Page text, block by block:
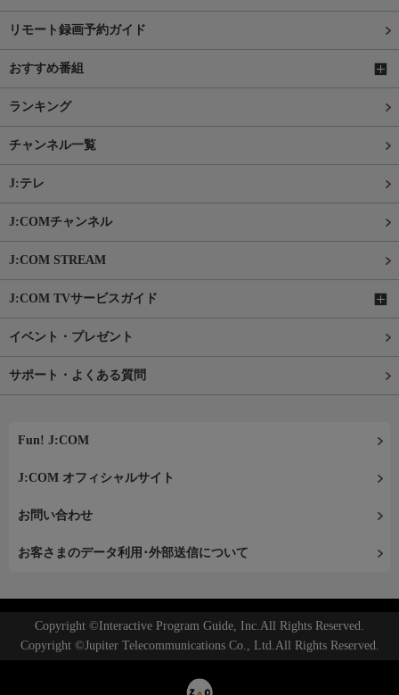
リモート録画予約ガイド
おすすめ番組
ランキング
チャンネル一覧
J:テレ
J:COMチャンネル
J:COM STREAM
J:COM TVサービスガイド
イベント・プレゼント
サポート・よくある質問
Fun! J:COM
J:COM オフィシャルサイト
お問い合わせ
お客さまのデータ利用･外部送信について
Copyright ©Interactive Program Guide, Inc.All Rights Reserved.
Copyright ©Jupiter Telecommunications Co., Ltd.All Rights Reserved.